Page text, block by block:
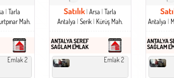
Tarla
Mah.
Emlak 2
Satılık Arsa
Tarla
Antalya
Serik Kürüş Mah.
ANTALYA ŞEREF
SAĞLAM EMLAK
Emlak 2
Antalya
ANTALYA
SAĞLAM